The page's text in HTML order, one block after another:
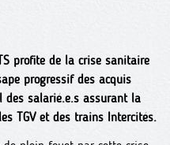
profite de la crise sanitaire
progressif des acquis
des salarié.e.s assurant la
TGV et des trains Intercités.